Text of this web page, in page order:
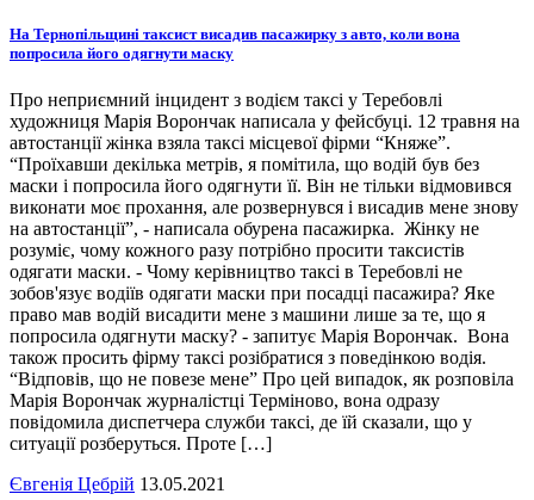
На Тернопільщині таксист висадив пасажирку з авто, коли вона
попросила його одягнути маску
Про неприємний інцидент з водієм таксі у Теребовлі
художниця Марія Ворончак написала у фейсбуці. 12 травня на
автостанції жінка взяла таксі місцевої фірми “Княже”.
“Проїхавши декілька метрів, я помітила, що водій був без
маски і попросила його одягнути її. Він не тільки відмовився
виконати моє прохання, але розвернувся і висадив мене знову
на автостанції”, - написала обурена пасажирка. Жінку не
розуміє, чому кожного разу потрібно просити таксистів
одягати маски. - Чому керівництво таксі в Теребовлі не
зобов'язує водіїв одягати маски при посадці пасажира? Яке
право мав водій висадити мене з машини лише за те, що я
попросила одягнути маску? - запитує Марія Ворончак. Вона
також просить фірму таксі розібратися з поведінкою водія.
“Відповів, що не повезе мене” Про цей випадок, як розповіла
Марія Ворончак журналістці Терміново, вона одразу
повідомила диспетчера служби таксі, де їй сказали, що у
ситуації розберуться. Проте […]
Євгенія Цебрій 13.05.2021